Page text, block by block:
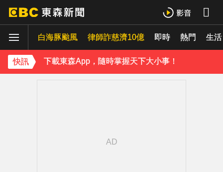
白海豚颱風 律師詐慈濟10億 即時 熱門 生活
快訊
《理財達人秀》X 安聯投信免費講座報名中！搶先卡位 2027
70歲鋼吉他大師湯米德塔莫驟逝 妻淚喊：永遠是我一生摯愛
下載東森App，隨時掌握天下大小事！